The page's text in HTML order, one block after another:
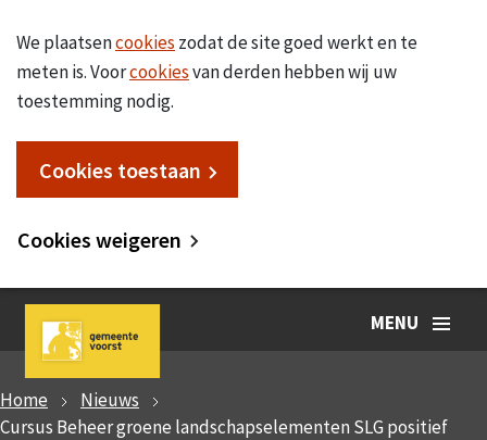
We plaatsencookies zodat de site goed werkt en te
meten is. Voorcookiesvan derden hebben wij uw
toestemming nodig.
Cookies toestaan
Cookies weigeren
MENU
Home
Nieuws
Cursus Beheer groene landschapselementen SLG positief